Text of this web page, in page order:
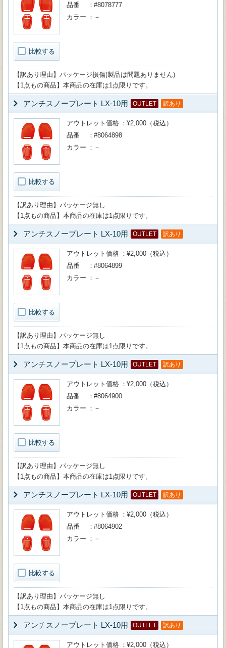
比較する
品番
#8078777
カラー
－
【訳あり理由】パッケージ損傷(製品は問題ありません)
【1点もの商品】本商品の在庫は1点限りです。
アンチスノープレート LX-10用 OUTLET 訳あり
比較する
アウトレット価格
¥2,000（税込）
品番
#8064898
カラー
－
【訳あり理由】パッケージ無し
【1点もの商品】本商品の在庫は1点限りです。
アンチスノープレート LX-10用 OUTLET 訳あり
比較する
アウトレット価格
¥2,000（税込）
品番
#8064899
カラー
－
【訳あり理由】パッケージ無し
【1点もの商品】本商品の在庫は1点限りです。
アンチスノープレート LX-10用 OUTLET 訳あり
比較する
アウトレット価格
¥2,000（税込）
品番
#8064900
カラー
－
【訳あり理由】パッケージ無し
【1点もの商品】本商品の在庫は1点限りです。
アンチスノープレート LX-10用 OUTLET 訳あり
比較する
アウトレット価格
¥2,000（税込）
品番
#8064902
カラー
－
【訳あり理由】パッケージ無し
【1点もの商品】本商品の在庫は1点限りです。
アンチスノープレート LX-10用 OUTLET 訳あり
アウトレット価格 ¥2,000（税込）